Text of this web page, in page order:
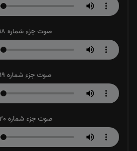
صوت جزء شماره 18
صوت جزء شماره 19
صوت جزء شماره 20